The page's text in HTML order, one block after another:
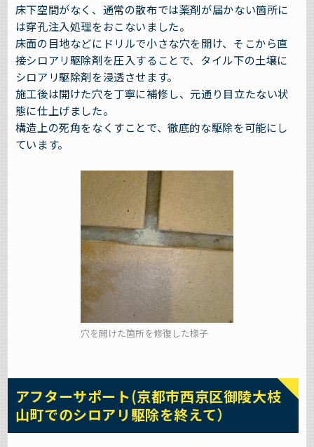
床下空間がなく、通常の散布では薬剤が届かない箇所に
は穿孔注入処理をおこないました。
床面の目地などにドリルで小さな穴を開け、そこから直
接シロアリ駆除剤を圧入することで、タイル下の土壌に
シロアリ駆除剤を浸透させます。
施工後は開けた穴を丁寧に補修し、元通り目立たない状
態に仕上げました。
構造上の死角をなくすことで、徹底的な駆除を可能にし
ています。
穴を開けた箇所を修復した様子
アフターサポート(京都市西京区御陵大枝
山町でのシロアリ駆除を終えて）